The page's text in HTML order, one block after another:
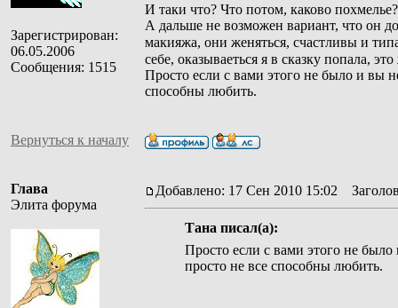
Зарегистрирован:
06.05.2006
Сообщения: 1515
И таки что? Что потом, каково похмелье?
А дальше не возможен вариант, что он
макияжа, они женяться, счастливы и
себе, оказываеться я в сказку попала,
Просто если с вами этого не было и вы
способны любить.
Вернуться к началу
Глава
Элита форума
Добавлено: 17 Сен 2010 15:02
Тана писал(а):
Просто если с вами этого не было
просто не все способны любить.